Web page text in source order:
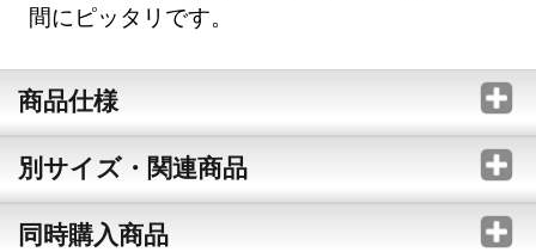
間にピッタリです。
商品仕様
別サイズ・関連商品
同時購入商品